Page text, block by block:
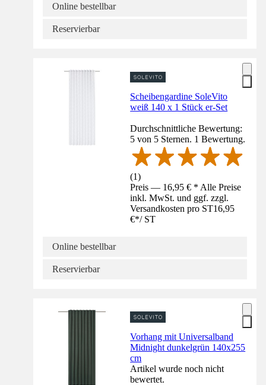
Online bestellbar
Reservierbar
Scheibengardine SoleVito
weiß 140 x 1 Stück er-Set
Durchschnittliche Bewertung:
5 von 5 Sternen. 1 Bewertung.
(1)
Preis — 16,95 € * Alle Preise
inkl. MwSt. und ggf. zzgl.
Versandkosten pro ST16,95
€*/ ST
Online bestellbar
Reservierbar
Vorhang mit Universalband
Midnight dunkelgrün 140x255
cm
Artikel wurde noch nicht
bewertet.